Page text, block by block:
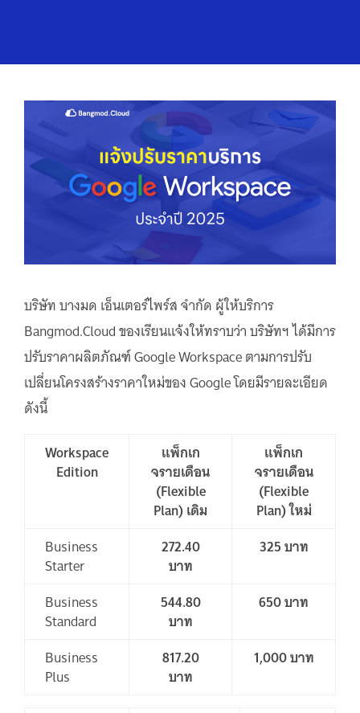
บริษัท บางมด เอ็นเตอร์ไพร์ส จำกัด ผู้ให้บริการ
Bangmod.Cloud ของเรียนแจ้งให้ทราบว่า บริษัทฯ ได้มีการ
ปรับราคาผลิตภัณฑ์ Google Workspace ตามการปรับ
เปลี่ยนโครงสร้างราคาใหม่ของ Google โดยมีรายละเอียด
ดังนี้
Workspace
Edition
แพ็กเก
จรายเดือน
(Flexible
Plan) เดิม
แพ็กเก
จรายเดือน
(Flexible
Plan) ใหม่
Business
Starter
272.40
บาท
325 บาท
Business
Standard
544.80
บาท
650บาท
Business
Plus
817.20
บาท
1,000บาท